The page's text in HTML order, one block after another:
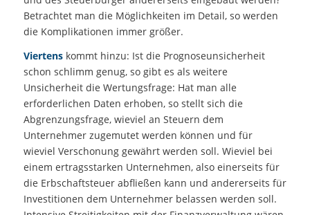
Betrachtet man die Möglichkeiten im Detail, so werden
die Komplikationen immer größer.
Viertenskommt hinzu: Ist die Prognoseunsicherheit
schon schlimm genug, so gibt es als weitere
Unsicherheit die Wertungsfrage: Hat man alle
erforderlichen Daten erhoben, so stellt sich die
Abgrenzungsfrage, wieviel an Steuern dem
Unternehmer zugemutet werden können und für
wieviel Verschonung gewährt werden soll. Wieviel bei
einem ertragsstarken Unternehmen, also einerseits für
die Erbschaftsteuer abfließen kann und andererseits für
Investitionen dem Unternehmer belassen werden soll.